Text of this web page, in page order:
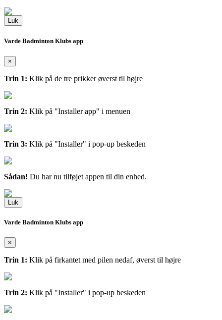
Luk
Varde Badminton Klubs app
×
Trin 1: Klik på de tre prikker øverst til højre
Trin 2: Klik på "Installer app" i menuen
Trin 3: Klik på "Installer" i pop-up beskeden
Sådan! Du har nu tilføjet appen til din enhed.
Luk
Varde Badminton Klubs app
×
Trin 1: Klik på firkantet med pilen nedaf, øverst til højre
Trin 2: Klik på "Installer" i pop-up beskeden